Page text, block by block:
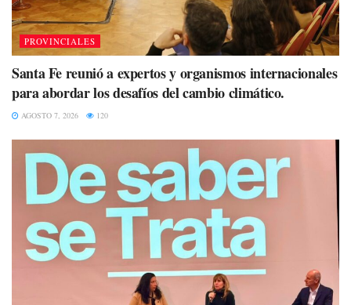
PROVINCIALES
Santa Fe reunió a expertos y organismos internacionales
para abordar los desafíos del cambio climático.
AGOSTO 7, 2026 120